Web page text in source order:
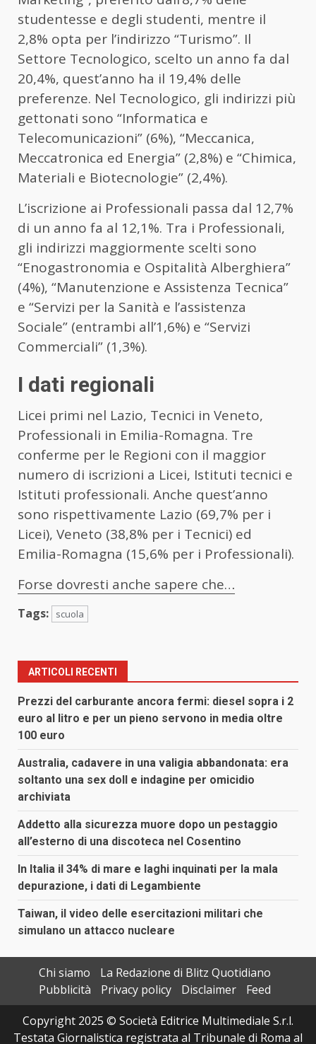
studentesse e degli studenti, mentre il
2,8% opta per l’indirizzo “Turismo”. Il
Settore Tecnologico, scelto un anno fa dal
20,4%, quest’anno ha il 19,4% delle
preferenze. Nel Tecnologico, gli indirizzi più
gettonati sono “Informatica e
Telecomunicazioni” (6%), “Meccanica,
Meccatronica ed Energia” (2,8%) e “Chimica,
Materiali e Biotecnologie” (2,4%).
L’iscrizione ai Professionali passa dal 12,7%
di un anno fa al 12,1%. Tra i Professionali,
gli indirizzi maggiormente scelti sono
“Enogastronomia e Ospitalità Alberghiera”
(4%), “Manutenzione e Assistenza Tecnica”
e “Servizi per la Sanità e l’assistenza
Sociale” (entrambi all’1,6%) e “Servizi
Commerciali” (1,3%).
I dati regionali
Licei primi nel Lazio, Tecnici in Veneto,
Professionali in Emilia-Romagna. Tre
conferme per le Regioni con il maggior
numero di iscrizioni a Licei, Istituti tecnici e
Istituti professionali. Anche quest’anno
sono rispettivamente Lazio (69,7% per i
Licei), Veneto (38,8% per i Tecnici) ed
Emilia-Romagna (15,6% per i Professionali).
Forse dovresti anche sapere che…
Tags: scuola
ARTICOLI RECENTI
Prezzi del carburante ancora fermi: diesel sopra i 2
euro al litro e per un pieno servono in media oltre
100 euro
Australia, cadavere in una valigia abbandonata: era
soltanto una sex doll e indagine per omicidio
archiviata
Addetto alla sicurezza muore dopo un pestaggio
all’esterno di una discoteca nel Cosentino
In Italia il 34% di mare e laghi inquinati per la mala
depurazione, i dati di Legambiente
Taiwan, il video delle esercitazioni militari che
simulano un attacco nucleare
Chi siamo
La Redazione di Blitz Quotidiano
Pubblicità
Privacy policy Disclaimer
Feed
Copyright 2025 © Società Editrice Multimediale S.r.l.
Testata Giornalistica registrata al Tribunale di Roma al